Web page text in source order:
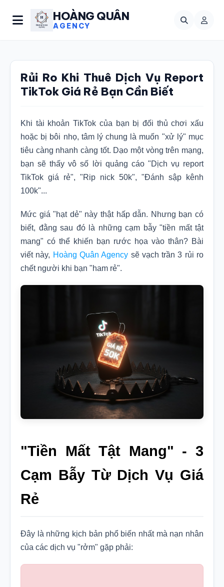
HOÀNG QUÂN
AGENCY
Rủi Ro Khi Thuê Dịch Vụ Report
TikTok Giá Rẻ Bạn Cần Biết
Khi tài khoản TikTok của bạn bị đối thủ chơi xấu
hoặc bị bôi nhọ, tâm lý chung là muốn "xử lý" mục
tiêu càng nhanh càng tốt. Dạo một vòng trên mạng,
bạn sẽ thấy vô số lời quảng cáo "Dịch vụ report
TikTok giá rẻ", "Rip nick 50k", "Đánh sập kênh
100k"...
Mức giá "hạt dẻ" này thật hấp dẫn. Nhưng bạn có
biết, đằng sau đó là những cạm bẫy "tiền mất tật
mang" có thể khiến bạn rước họa vào thân? Bài
viết này, Hoàng Quân Agency sẽ vạch trần 3 rủi ro
chết người khi bạn "ham rẻ".
"Tiền Mất Tật Mang" - 3
Cạm Bẫy Từ Dịch Vụ Giá
Rẻ
Đây là những kịch bản phổ biến nhất mà nạn nhân
của các dịch vụ "rởm" gặp phải: